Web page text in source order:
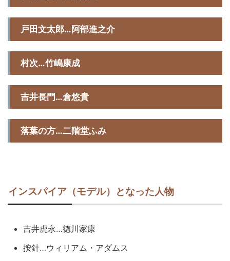
戸田文太郎…阿部進之介
村次…竹嶋康成
吉井長門…倉悠貴
落葉の方…二階堂ふみ
インスパイア（モデル）となった人物
吉井虎永…徳川家康
按針…ウィリアム・アダムス